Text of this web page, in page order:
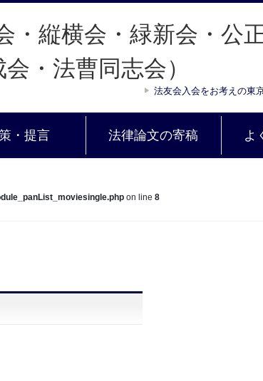
法友会入会をお考えの東
・提言 法律論文の寄稿 よ
on line 8